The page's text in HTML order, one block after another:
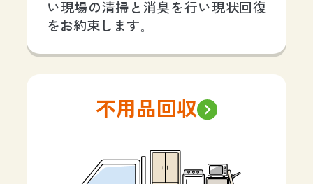
い現場の清掃と消臭を行い現状回復
をお約束します。
不用品回収